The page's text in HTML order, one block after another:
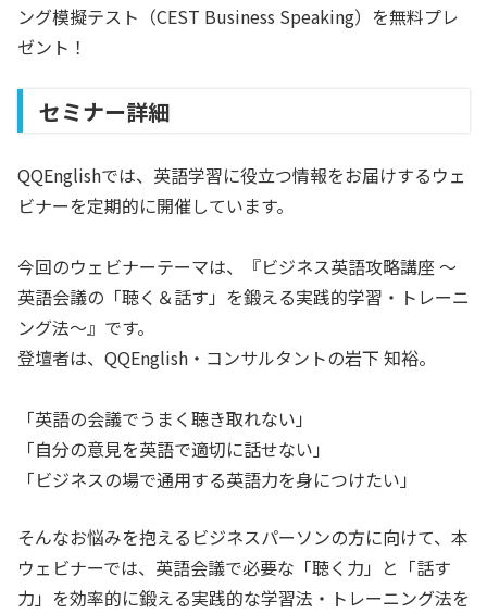
ング模擬テスト（CEST Business Speaking）を無料プレ
ゼント！
セミナー詳細
QQEnglishでは、英語学習に役立つ情報をお届けするウェ
ビナーを定期的に開催しています。
今回のウェビナーテーマは、『ビジネス英語攻略講座 〜
英語会議の「聴く＆話す」を鍛える実践的学習・トレーニ
ング法〜』です。
登壇者は、QQEnglish・コンサルタントの岩下 知裕。
「英語の会議でうまく聴き取れない」
「自分の意見を英語で適切に話せない」
「ビジネスの場で通用する英語力を身につけたい」
そんなお悩みを抱えるビジネスパーソンの方に向けて、本
ウェビナーでは、英語会議で必要な「聴く力」と「話す
力」を効率的に鍛える実践的な学習法・トレーニング法を